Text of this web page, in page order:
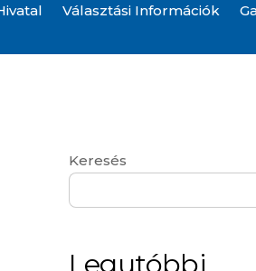
Választási Információk
Keresés
Legutóbbi